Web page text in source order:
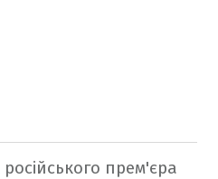
прем'єра